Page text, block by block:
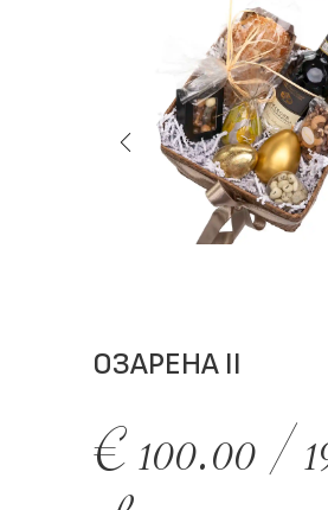
ОЗАРЕНА II
€100.00/